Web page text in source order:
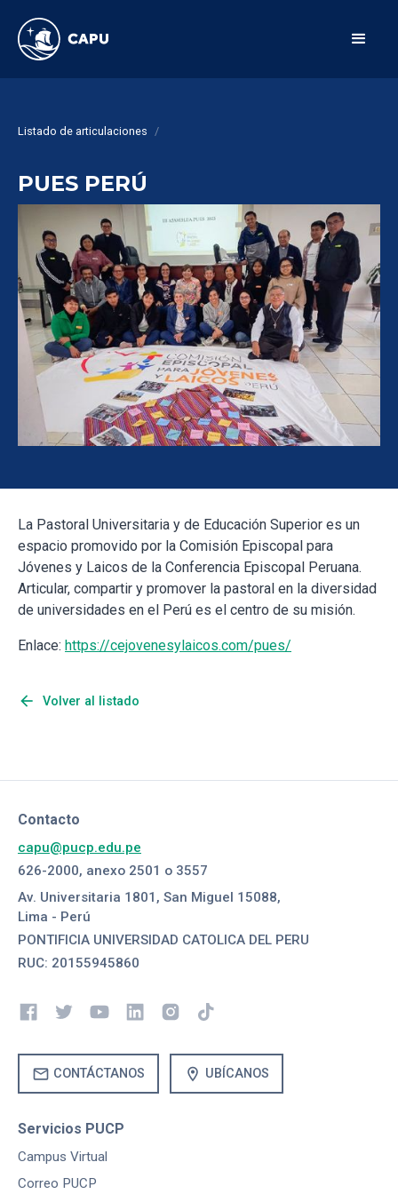
Listado de articulaciones /
PUES PERÚ
La Pastoral Universitaria y de Educación Superior es un
espacio promovido por la Comisión Episcopal para
Jóvenes y Laicos de la Conferencia Episcopal Peruana.
Articular, compartir y promover la pastoral en la diversidad
de universidades en el Perú es el centro de su misión.
Enlace: https://cejovenesylaicos.com/pues/
arrow_back Volver al listado
Contacto
capu@pucp.edu.pe
626-2000, anexo 2501 o 3557
Av. Universitaria 1801, San Miguel 15088,
Lima - Perú
PONTIFICIA UNIVERSIDAD CATOLICA DEL PERU
RUC: 20155945860
mail CONTÁCTANOS location_on UBÍCANOS
Servicios PUCP
Campus Virtual
Correo PUCP